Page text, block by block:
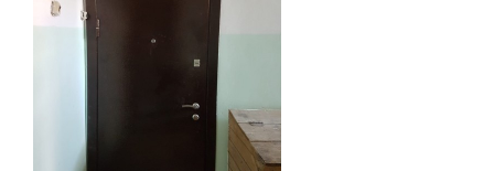
В пределах МКАД и в
радиусе 20 км от него
Свыше 20 км от МКАД 45 руб./км
Подъем до квартиры 200 руб./этаж